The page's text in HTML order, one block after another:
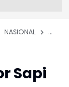
NASIONAL
Sapi